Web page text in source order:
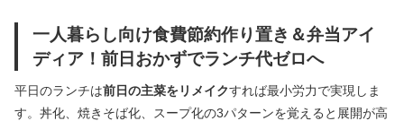
一人暮らし向け食費節約作り置き＆弁当アイ
ディア！前日おかずでランチ代ゼロへ
平日のランチは前日の主菜をリメイクすれば最小労力で実現しま
す。丼化、焼きそば化、スープ化の3パターンを覚えると展開が高